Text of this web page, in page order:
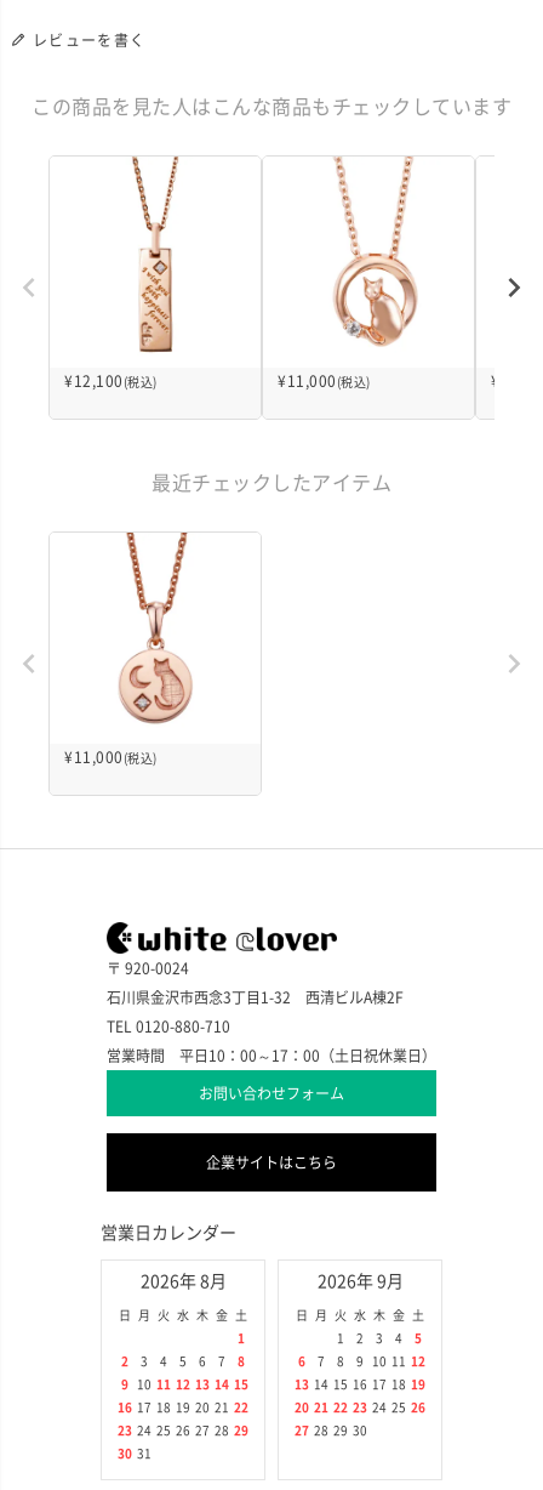
レビューを書く
この商品を見た人はこんな商品もチェックしています
¥ 12,100 (税込) ¥ 11,000 (税込) ¥
最近チェックしたアイテム
¥ 11,000 (税込)
〒 920-0024
石川県金沢市西念3丁目1-32 西清ビルA棟2F
TEL 0120-880-710
営業時間 平日10：00～17：00（土日祝休業日）
お問い合わせフォーム
企業サイトはこちら
営業日カレンダー
2026年 8月
日 月 火 水 木 金
土
1
2
3 4 5 6 7
8
9
10 11 12 13 14 15
16 17 18 19 20 21
22
23 24 25 26 27 28 29
30 31
2026年 9月
日 月 火 水 木 金
土
1
2 3 4
5
6
7 8 9 10 11
12
13 14 15 16 17 18 19
20 21 22 23 24 25 26
27 28 29 30